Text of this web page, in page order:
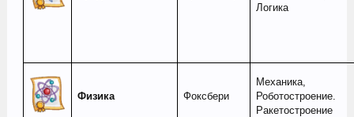
Логика
Физика Фоксбери
Механика,
Роботостроение.
Ракетостроение